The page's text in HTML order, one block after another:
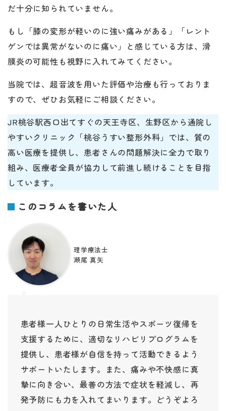
だ十分に知られていません。
もし「膝の変形が軽いのに強い痛みがある」「レント
ゲンでは異常がないのに痛い」と感じている方は、滑
膜炎の可能性も視野に入れてみてください。
当院では、超音波を用いた評価や治療も行っておりま
すので、ぜひお気軽にご相談ください。
JR桃谷駅西口出てすぐの天王寺区、生野区から通院し
やすいクリニック「桃谷うすい整形外科」では、質の
高い医療を提供し、患者さんの問題解決に全力で取り
組み、医療者全員が協力して前進し続けることを目指
しています。
このコラムを書いた人
理学療法士
瀬尾 真矢
患者様一人ひとりの日常生活やスポーツ復帰を
支援するために、適切なリハビリプログラムを
提供し、患者様が自信を持って活動できるよう
サポートいたします。また、痛みや不快感に真
摯に向き合い、最善の方法で症状を軽減し、再
発予防にも力を入れてまいります。どうぞよろ